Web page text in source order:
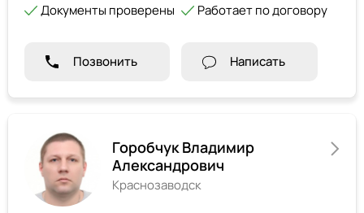
Документы проверены Работает по договору
Позвонить Написать
Горобчук Владимир
Александрович
Краснозаводск